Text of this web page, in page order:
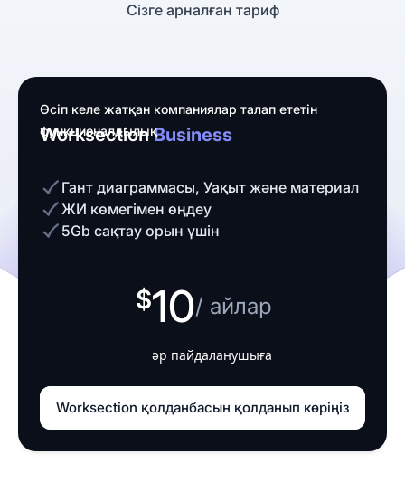
Сізге арналған тариф
WorksectionBusiness
Өсіп келе жатқан компаниялар талап ететін
функционалдылық
Гант диаграммасы, Уақыт және материал
ЖИ көмегімен өңдеу
5Gb сақтау орын үшін
10/ айлар
әр пайдаланушыға
Worksection қолданбасын қолданып көріңіз